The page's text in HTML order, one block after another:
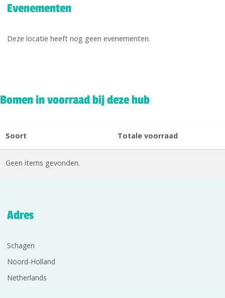
Evenementen
Deze locatie heeft nog geen evenementen.
Bomen in voorraad bij deze hub
Soort Totale voorraad
Geen items gevonden.
Adres
Schagen
Noord-Holland
Netherlands